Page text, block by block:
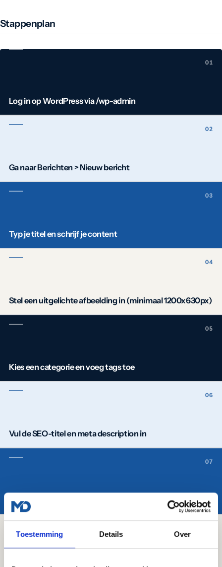
Toestemming Details Over
Stappenplan
Log in op WordPress via /wp-admin
Ga naar Berichten > Nieuw bericht
Typ je titel en schrijf je content
Stel een uitgelichte afbeelding in (minimaal 1200x630px)
Kies een categorie en voeg tags toe
Vul de SEO-titel en meta description in
Controleer de URL-slug